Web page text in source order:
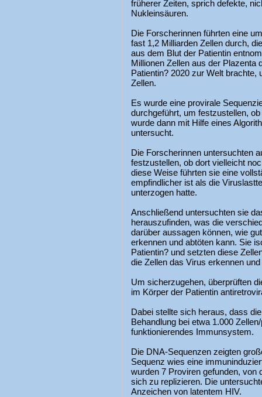
früherer Zeiten, sprich defekte,
Nukleinsäuren.
Die Forscherinnen führten eine
fast 1,2 Milliarden Zellen durch,
aus dem Blut der Patientin
Millionen Zellen aus der
Patientin? 2020 zur Welt brachte,
Zellen.
Es wurde eine provirale
durchgeführt, um festzustellen,
wurde dann mit Hilfe eines
untersucht.
Die Forscherinnen untersuchten
festzustellen, ob dort vielleicht
diese Weise führten sie eine
empfindlicher ist als die
unterzogen hatte.
Anschließend untersuchten sie
herauszufinden, was die
darüber aussagen können, wie
erkennen und abtöten kann. Sie
Patientin? und setzten diese
die Zellen das Virus erkennen
Um sicherzugehen, überprüften
im Körper der Patientin
Dabei stellte sich heraus, dass
Behandlung bei etwa 1.000
funktionierendes Immunsystem.
Die DNA-Sequenzen zeigten
Sequenz wies eine
wurden 7 Proviren gefunden, von
sich zu replizieren. Die
Anzeichen von latentem HIV.